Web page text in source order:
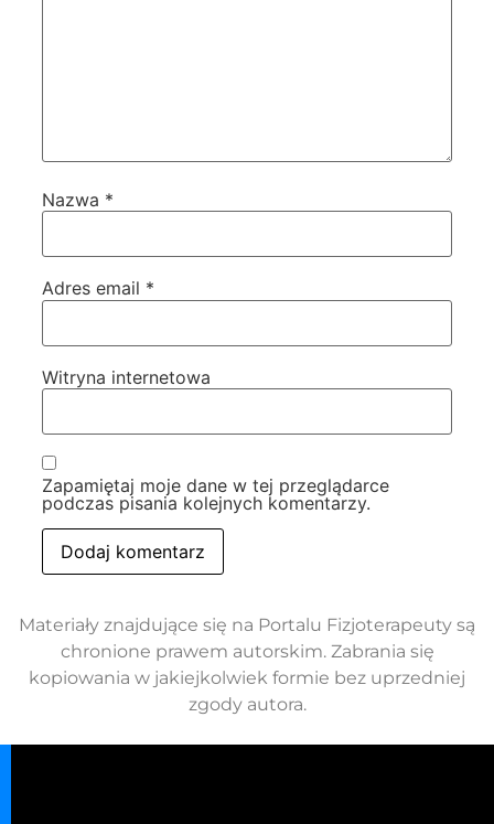
Nazwa *
Adres email *
Witryna internetowa
Zapamiętaj moje dane w tej przeglądarce
podczas pisania kolejnych komentarzy.
Materiały znajdujące się na Portalu Fizjoterapeuty są
chronione prawem autorskim. Zabrania się
kopiowania w jakiejkolwiek formie bez uprzedniej
zgody autora.